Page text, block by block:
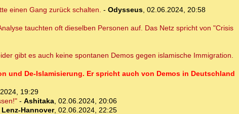
einen Gang zurück schalten. - Odysseus, 02.06.2024, 20:58
tauchten oft dieselben Personen auf. Das Netz spricht von "Crisis
gibt es auch keine spontanen Demos gegen islamische Immigration.
und De-Islamisierung. Er spricht auch von Demos in Deutschland
19:29
- Ashitaka, 02.06.2024, 20:06
Lenz-Hannover, 02.06.2024, 22:25